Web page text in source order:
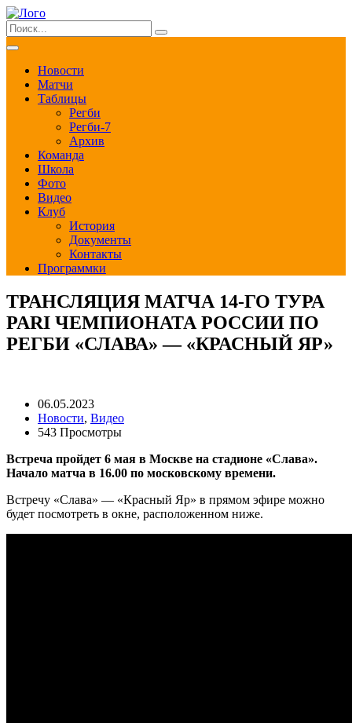
Новости
Матчи
Таблицы
Регби
Регби-7
Архив
Команда
Школа
Фото
Видео
Клуб
История
Документы
Контакты
Программки
ТРАНСЛЯЦИЯ МАТЧА 14-ГО ТУРА
PARI ЧЕМПИОНАТА РОССИИ ПО
РЕГБИ «СЛАВА» — «КРАСНЫЙ ЯР»
06.05.2023
Новости, Видео
543 Просмотры
Встреча пройдет 6 мая в Москве на стадионе «Слава».
Начало матча в 16.00 по московскому времени.
Встречу «Слава» — «Красный Яр» в прямом эфире можно
будет посмотреть в окне, расположенном ниже.